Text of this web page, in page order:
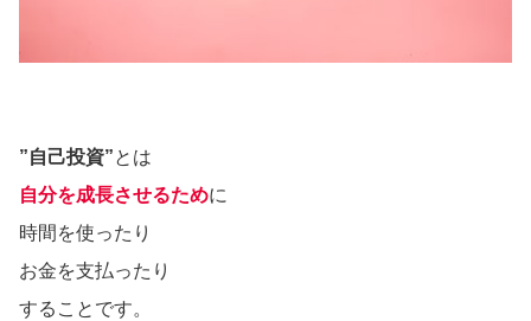
”自己投資”とは
自分を成長させるために
時間を使ったり
お金を支払ったり
することです。